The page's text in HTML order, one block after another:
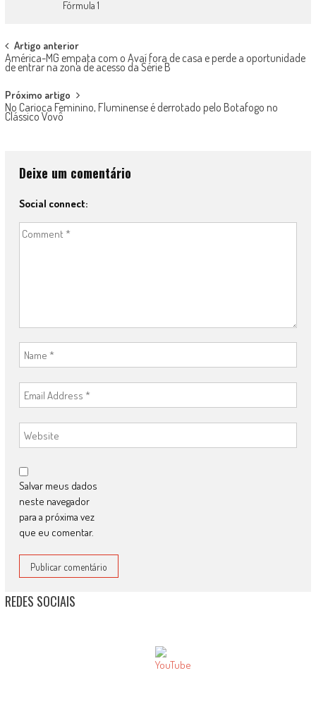
Fórmula 1
Post
navigation
Artigo anterior
América-MG empata com o Avaí fora de casa e perde a oportunidade
de entrar na zona de acesso da Série B
Próximo artigo
No Carioca Feminino, Fluminense é derrotado pelo Botafogo no
Clássico Vovô
Deixe um comentário
Social connect:
Salvar meus dados
neste navegador
para a próxima vez
que eu comentar.
REDES SOCIAIS